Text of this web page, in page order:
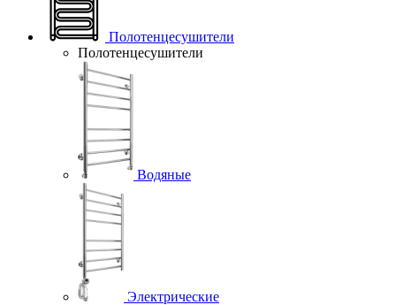
Полотенцесушители
Полотенцесушители
Водяные
Электрические